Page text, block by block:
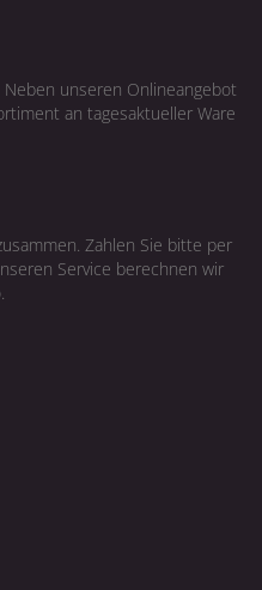
unseren Onlineangebot
an tagesaktueller Ware
Zahlen Sie bitte per
Service berechnen wir